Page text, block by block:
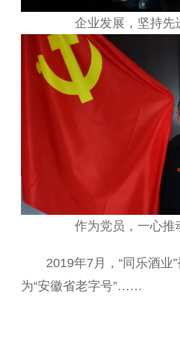
企业发展，坚持先
作为党员，一心推
2019年7月，“同乐酒业”
为“安徽省老字号”……